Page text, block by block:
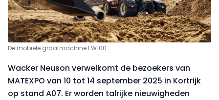
De mobiele graafmachine EW100
Wacker Neuson verwelkomt de bezoekers van
MATEXPO van 10 tot 14 september 2025 in Kortrijk
op stand A07. Er worden talrijke nieuwigheden